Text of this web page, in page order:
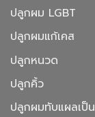
ปลูกผม LGBT
ปลูกผมแก้เคส
ปลูกหนวด
ปลูกคิ้ว
ปลูกผมทับแผลเป็น